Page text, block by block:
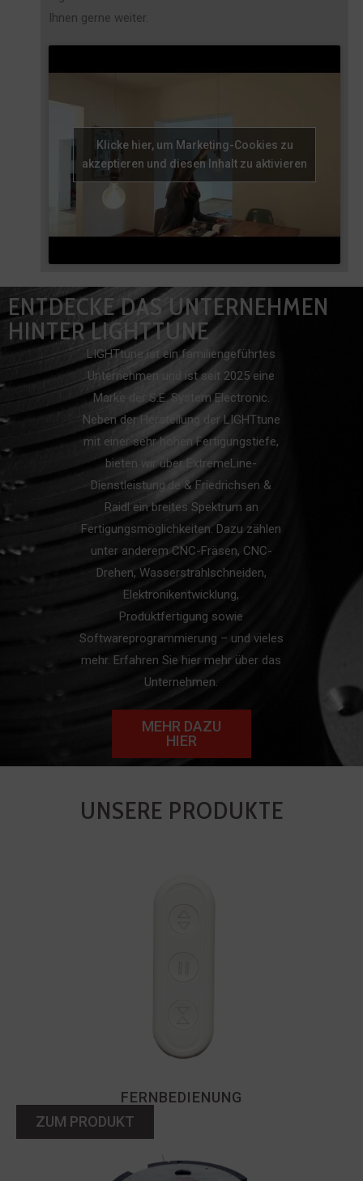
Ihnen gerne weiter.
Klicke hier, um Marketing-Cookies zu
akzeptieren und diesen Inhalt zu aktivieren
ENTDECKE DAS UNTERNEHMEN
HINTER LIGHTTUNE
LIGHTtune ist ein familiengeführtes
Unternehmen und ist seit 2025 eine
Marke der S.E. System Electronic.
Neben der Herstellung der LIGHTtune
mit einer sehr hohen Fertigungstiefe,
bieten wir über ExtremeLine-
Dienstleistung.de & Friedrichsen &
Raidl ein breites Spektrum an
Fertigungsmöglichkeiten. Dazu zählen
unter anderem CNC-Fräsen, CNC-
Drehen, Wasserstrahlschneiden,
Elektronikentwicklung,
Produktfertigung sowie
Softwareprogrammierung – und vieles
mehr. Erfahren Sie hier mehr über das
Unternehmen.
MEHR DAZU
HIER
UNSERE PRODUKTE
FERNBEDIENUNG
ZUM PRODUKT